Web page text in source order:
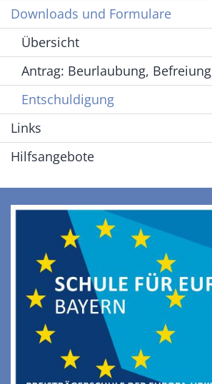
Downloads und Formulare
Übersicht
Antrag: Beurlaubung, Befreiung
Entschuldigung
Links
Hilfsangebote